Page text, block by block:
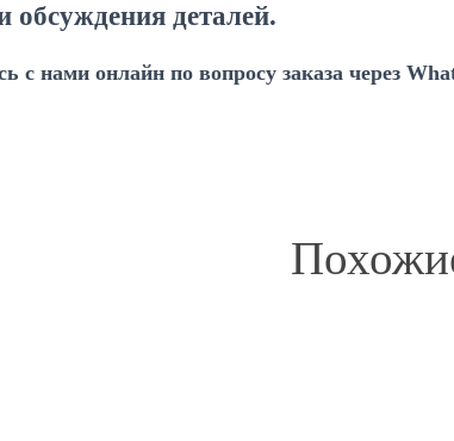
обсуждения деталей.
с нами онлайн по вопросу заказа через